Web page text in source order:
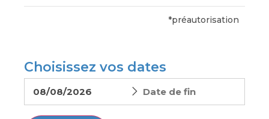
*préautorisation
Choisissez vos dates